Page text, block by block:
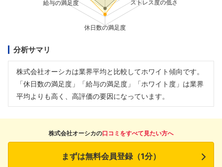
分析サマリ
株式会社オーシカは業界平均と比較してホワイト傾向です。
「休日数の満足度」「給与の満足度」「ホワイト度」は業界
平均よりも高く、高評価の要因になっています。
株式会社オーシカの口コミをすべて見たい方へ
まずは無料会員登録（1分）